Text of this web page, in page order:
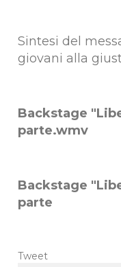
Sintesi del
giovani alla
Backstage
parte.wmv
Backstage
parte
Tweet